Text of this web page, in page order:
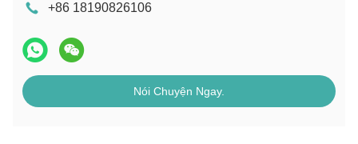
+86 18190826106
Nói Chuyện Ngay.